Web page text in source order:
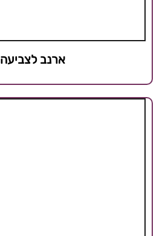
ארנב לצביעה